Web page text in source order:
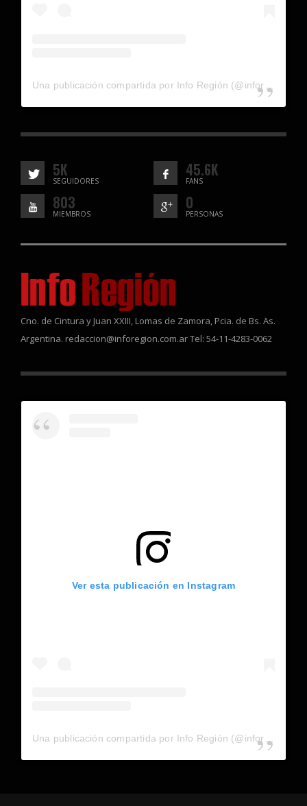
5K
SEGUIDORES
45.6K
FANS
803
MIEMBROS
0
PERSONAS
Cno. de Cintura y Juan XXIII, Lomas de Zamora, Pcia. de Bs. As.
Argentina. redaccion@inforegion.com.ar Tel: 54-11-4283-0062
Ver esta publicación en Instagram
Una publicación compartida por Info Región (@inforegion_redes)